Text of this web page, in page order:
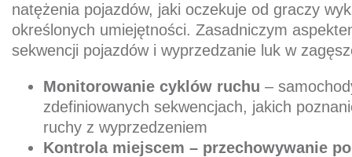
natężenia pojazdów, jaki oczekuje od graczy
określonych umiejętności. Zasadniczym
sekwencji pojazdów i wyprzedzanie luk w
Monitorowanie cyklów ruchu –
zdefiniowanych sekwencjach, jakich
ruchy z wyprzedzeniem
Kontrola miejscem – przechowywanie